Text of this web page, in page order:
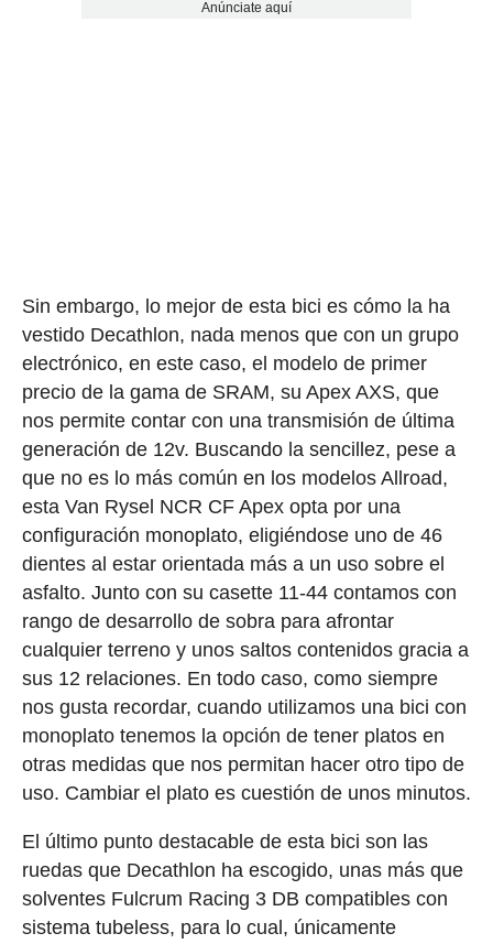
Anúnciate aquí
Sin embargo, lo mejor de esta bici es cómo la ha
vestido Decathlon, nada menos que con un grupo
electrónico, en este caso, el modelo de primer
precio de la gama de SRAM, su Apex AXS, que
nos permite contar con una transmisión de última
generación de 12v. Buscando la sencillez, pese a
que no es lo más común en los modelos Allroad,
esta Van Rysel NCR CF Apex opta por una
configuración monoplato, eligiéndose uno de 46
dientes al estar orientada más a un uso sobre el
asfalto. Junto con su casette 11-44 contamos con
rango de desarrollo de sobra para afrontar
cualquier terreno y unos saltos contenidos gracia a
sus 12 relaciones. En todo caso, como siempre
nos gusta recordar, cuando utilizamos una bici con
monoplato tenemos la opción de tener platos en
otras medidas que nos permitan hacer otro tipo de
uso. Cambiar el plato es cuestión de unos minutos.
El último punto destacable de esta bici son las
ruedas que Decathlon ha escogido, unas más que
solventes Fulcrum Racing 3 DB compatibles con
sistema tubeless, para lo cual, únicamente